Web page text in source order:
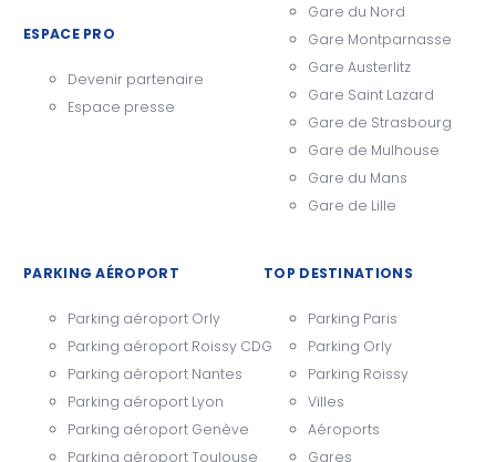
ESPACE PRO
Devenir partenaire
Espace presse
Gare du Nord
Gare Montparnasse
Gare Austerlitz
Gare Saint Lazard
Gare de Strasbourg
Gare de Mulhouse
Gare du Mans
Gare de Lille
PARKING AÉROPORT
Parking aéroport Orly
Parking aéroport Roissy CDG
Parking aéroport Nantes
Parking aéroport Lyon
Parking aéroport Genève
Parking aéroport Toulouse
TOP DESTINATIONS
Parking Paris
Parking Orly
Parking Roissy
Villes
Aéroports
Gares